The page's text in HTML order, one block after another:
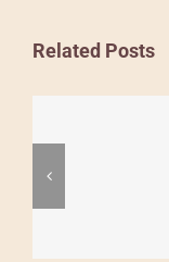
Related Posts